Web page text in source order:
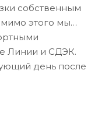
собственным
этого мы
Линии и СДЭК.
день после